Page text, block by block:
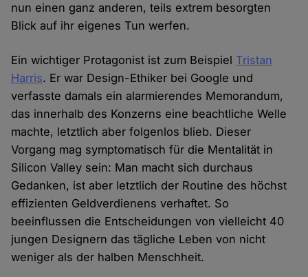
nun einen ganz anderen, teils extrem besorgten
Blick auf ihr eigenes Tun werfen.
Ein wichtiger Protagonist ist zum Beispiel Tristan
Harris. Er war Design-Ethiker bei Google und
verfasste damals ein alarmierendes Memorandum,
das innerhalb des Konzerns eine beachtliche Welle
machte, letztlich aber folgenlos blieb. Dieser
Vorgang mag symptomatisch für die Mentalität in
Silicon Valley sein: Man macht sich durchaus
Gedanken, ist aber letztlich der Routine des höchst
effizienten Geldverdienens verhaftet. So
beeinflussen die Entscheidungen von vielleicht 40
jungen Designern das tägliche Leben von nicht
weniger als der halben Menschheit.